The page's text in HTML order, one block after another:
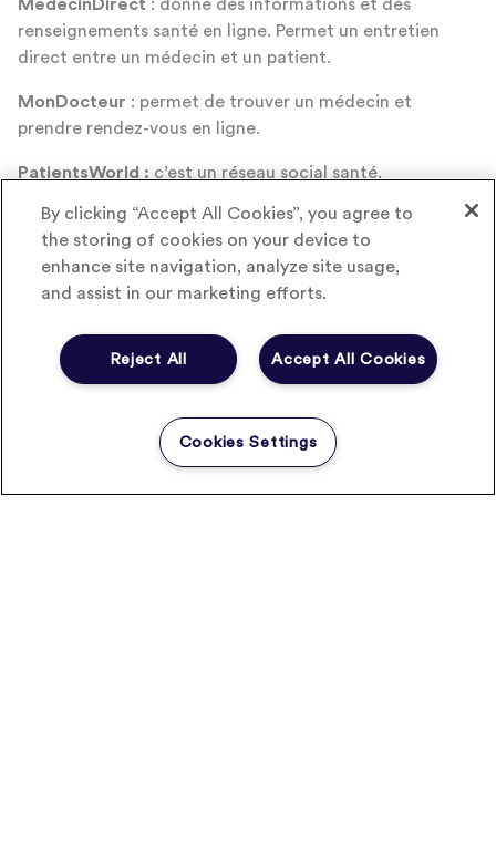
MédecinDirect : donne des informations et des
renseignements santé en ligne. Permet un entretien
direct entre un médecin et un patient.
MonDocteur : permet de trouver un médecin et
prendre rendez-vous en ligne.
PatientsWorld : c’est un réseau social santé.
LeStaff: conçoit une plateforme collaborative
Santech: fait de l’édition de logiciels santé.
: met à disposition un tableau de bord santé
relié à vos objets connectés.
D’autres jeunes entreprises innovantes pourront
e-santé ou répondre à de futurs appels à projets. Une
belle initiative en faveur de la santé connectée.
By clicking “Accept All Cookies”, you agree to
the storing of cookies on your device to
enhance site navigation, analyze site usage,
and assist in our marketing efforts.
Accept All Cookies
Reject All
Cookies Settings